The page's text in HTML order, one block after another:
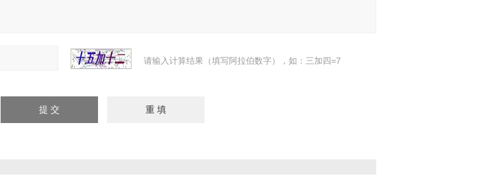
请输入计算结果（填写阿拉伯数字），如：三加四=7